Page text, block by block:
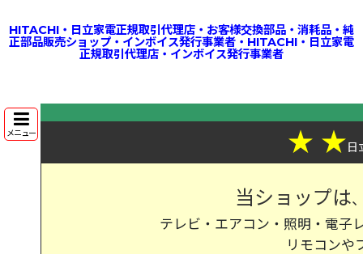
HITACHI・日立家電正規取引代理店・お客様交換部品・消耗品・純
正部品販売ショップ・インボイス発行事業者・HITACHI・日立家電
正規取引代理店・インボイス発行事業者
メニュー ★ ★日
当ショップは
テレビ・エアコン・照明・電子
リモコンや